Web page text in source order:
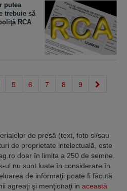
putea
trebuie să
RCA
5 6 7 8 9
de presă (text, foto si/sau
de proprietate intelectuală, este
doar în limita a 250 de semne.
ul nu sunt luate în considerare în
de informaţii poate fi făcută
agreaţi şi menţionaţi in această